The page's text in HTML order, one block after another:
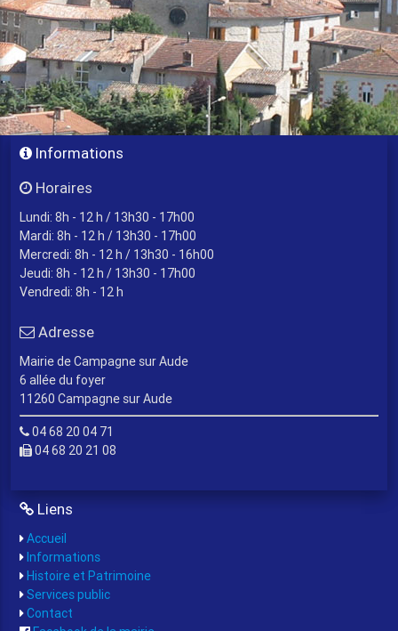
Informations
Horaires
Lundi: 8h - 12 h / 13h30 - 17h00
Mardi: 8h - 12 h / 13h30 - 17h00
Mercredi: 8h - 12 h / 13h30 - 16h00
Jeudi: 8h - 12 h / 13h30 - 17h00
Vendredi: 8h - 12 h
Adresse
Mairie de Campagne sur Aude
6 allée du foyer
11260 Campagne sur Aude
04 68 20 04 71
04 68 20 21 08
Liens
Accueil
Informations
Histoire et Patrimoine
Services public
Contact